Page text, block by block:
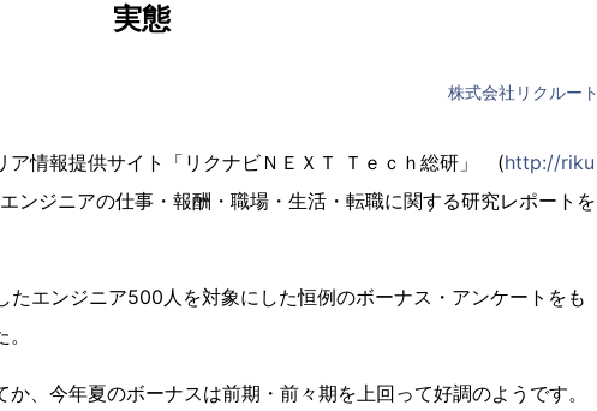
実態
株式会社リクルート
ア情報提供サイト「リクナビＮＥＸＴ Ｔｅｃｈ総研」 (http://riku
ンジニアの仕事・報酬・職場・生活・転職に関する研究レポートを
たエンジニア500人を対象にした恒例のボーナス・アンケートをも
、今年夏のボーナスは前期・前々期を上回って好調のようです。